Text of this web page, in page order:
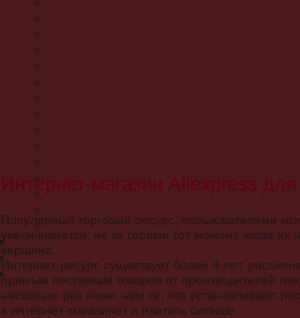
Интернет-магазин Aliexpress
Популярный торговый ресурс, пользователями
увеличивается, не за горами тот момент, когда
вершина.
Интернет-ресурс существует более 4 лет,
прямым поставкам товаров от производителей
несколько раз ниже, чем те, что устанавливают
в интернет-магазинет и платить больше.